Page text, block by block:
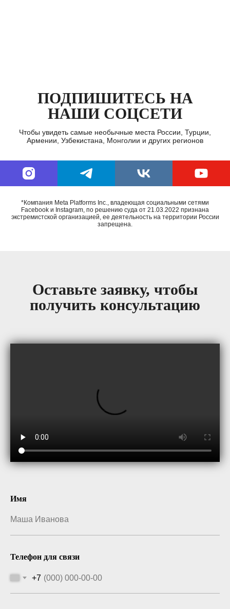
ПОДПИШИТЕСЬ НА
НАШИ СОЦСЕТИ
Чтобы увидеть самые необычные места России, Турции,
Армении, Узбекистана, Монголии и других регионов
*Компания Meta Platforms Inc., владеющая социальными сетями
Facebook и Instagram, по решению суда от 21.03.2022 признана
экстремистской организацией, ее деятельность на территории России
запрещена.
Оставьте заявку, чтобы
получить консультацию
Имя
Телефон для связи
+7